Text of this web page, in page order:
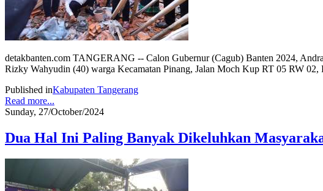
detakbanten.com TANGERANG -- Calon Gubernur (Cagub) Banten 2024,
Rizky Wahyudin (40) warga Kecamatan Pinang, Jalan Moch Kup RT 05 RW
Published inKabupaten Tangerang
Read more...
Sunday, 27/October/2024
Dua Hal Ini Paling Banyak Dikeluhkan